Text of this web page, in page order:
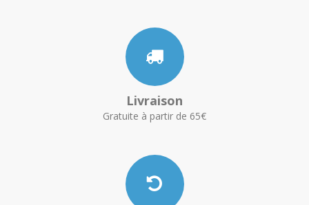
Livraison
Gratuite à partir de 65€